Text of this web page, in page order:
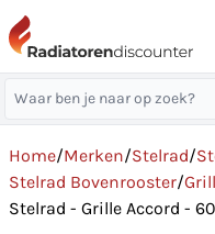
Home/Merken/Stelrad/
Stelrad Bovenrooster/
Stelrad - Grille Accord -